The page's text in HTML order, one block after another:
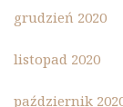
grudzień 2020
listopad 2020
październik